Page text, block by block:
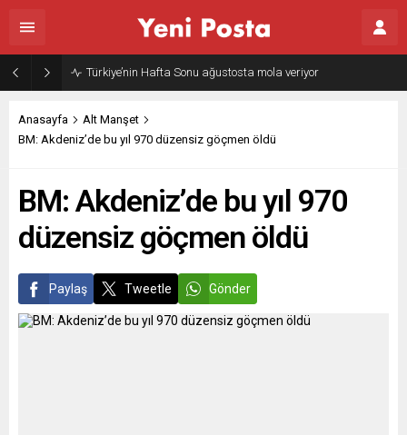
Türkiye’nin Hafta Sonu ağustosta mola veriyor
Anasayfa
Alt Manşet
BM: Akdeniz’de bu yıl 970 düzensiz göçmen öldü
BM: Akdeniz’de bu yıl 970
düzensiz göçmen öldü
Paylaş Tweetle Gönder